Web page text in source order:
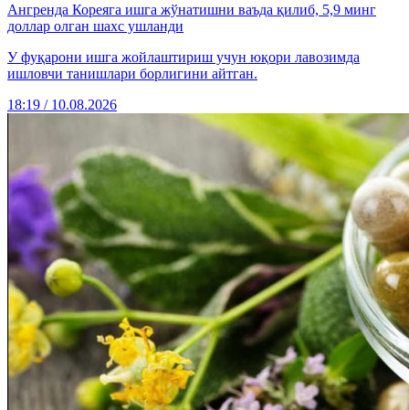
Ангренда Кореяга ишга жўнатишни ваъда қилиб, 5,9 минг
доллар олган шахс ушланди
У фуқарони ишга жойлаштириш учун юқори лавозимда
ишловчи танишлари борлигини айтган.
18:19 / 10.08.2026